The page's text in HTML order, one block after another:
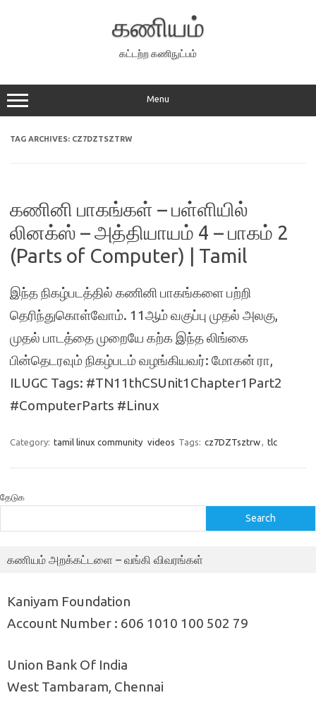
கணியம்
கட்டற்ற கணிநுட்பம்
Menu
TAG ARCHIVES: CZ7DZTSZTRW
கணினி பாகங்கள் – பள்ளியில்
லினக்ஸ் – அத்தியாயம் 4 – பாகம் 2
(Parts of Computer) | Tamil
இந்த நிகழ்படத்தில் கணினி பாகங்களை பற்றி
தெரிந்துகொள்வோம். 11ஆம் வகுப்பு முதல் அலகு,
முதல் பாடத்தை முறையே கற்க இந்த லிங்கை
பின்தெடரவும் நிகழ்படம் வழங்கியவர்: மோகன் ரா,
ILUGC Tags: #TN11thCSUnit1Chapter1Part2
#ComputerParts #Linux
Category: tamil linux community videos Tags: cz7DZTsztrw, tlc
தேடுக
Search
கணியம் அறக்கட்டளை – வங்கி விவரங்கள்
Kaniyam Foundation
Account Number : 606 1010 100 502 79
Union Bank Of India
West Tambaram, Chennai